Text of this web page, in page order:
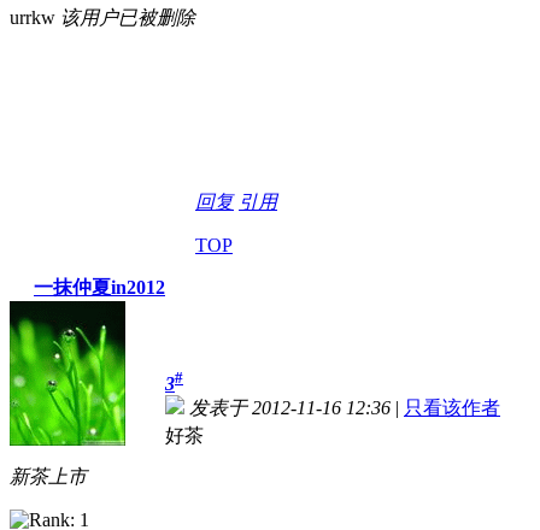
urrkw 该用户已被删除
回复 引用
TOP
一抹仲夏in2012
新茶上市
3#
发表于 2012-11-16 12:36 | 只看该作者
好茶